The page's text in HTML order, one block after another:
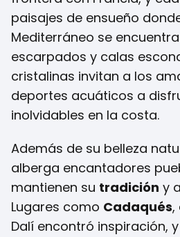
paisajes de ensueño
Mediterráneo se
escarpados y calas
cristalinas invitan a los
deportes acuáticos a
inolvidables en la costa.
Además de su belleza
alberga encantadores
mantienen su tradición y
Lugares como Cadaqués,
Dalí encontró inspiración, y